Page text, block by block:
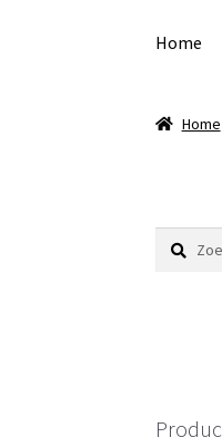
door
naar
Home
Home
Zoeken
naar: